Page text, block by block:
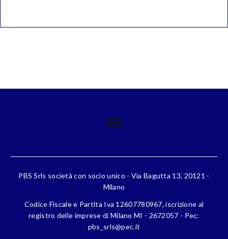
PBS Srls società con socio unico - Via Bagutta 13, 20121 -
Milano
Codice Fiscale e Partita Iva 12607780967, iscrizione al
registro delle imprese di Milano MI - 2672057 - Pec:
pbs_srls@pec.it